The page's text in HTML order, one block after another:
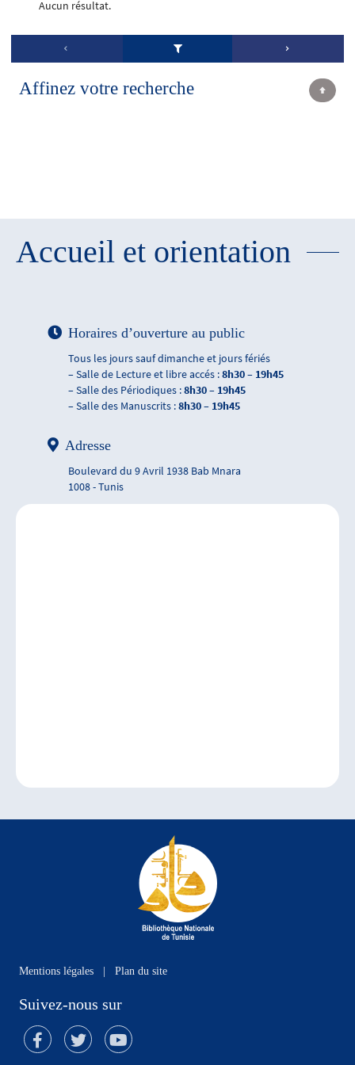
Aucun résultat.
Affinez votre recherche
Accueil et orientation
Horaires d’ouverture au public
Tous les jours sauf dimanche et jours fériés
– Salle de Lecture et libre accés :8h30 – 19h45
– Salle des Périodiques :8h30 – 19h45
– Salle des Manuscrits :8h30 – 19h45
Adresse
Boulevard du 9 Avril 1938 Bab Mnara
1008 - Tunis
Mentions légales Plan du site
Suivez-nous sur